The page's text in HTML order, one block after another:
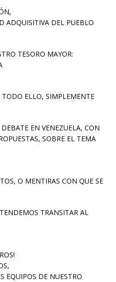
ADQUISITIVA DEL PUEBLO
TESORO MAYOR:
ELLO, SIMPLEMENTE
EN VENEZUELA, CON
SOBRE EL TEMA
O MENTIRAS CON QUE SE
TRANSITAR AL
EQUIPOS DE NUESTRO